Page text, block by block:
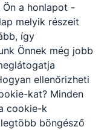
Ros
Arad (ROM)
Partnerek:
Törökország,
Románia,
Szlovénia,
Ön a honlapot -
melyik részeit
így
Önnek még jobb
ellenőrizheti
kat? Minden
cookie-k
böngésző